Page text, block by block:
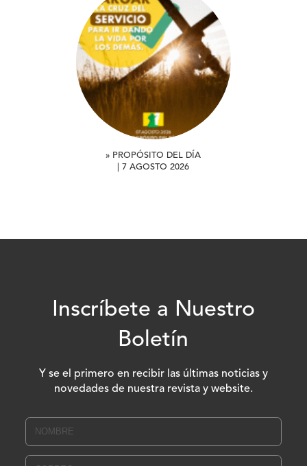
» PROPÓSITO DEL DÍA
| 7 AGOSTO 2026
Inscríbete a Nuestro
Boletín
Y se el primero en recibir las últimas noticias y
novedades de nuestra revista y website.